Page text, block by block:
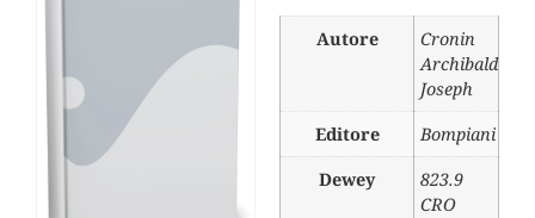
Autore
Cronin
Archibald
Joseph
Editore
Bompiani
Dewey
823.9
CRO